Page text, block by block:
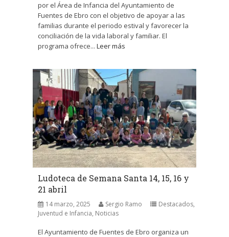
por el Área de Infancia del Ayuntamiento de
Fuentes de Ebro con el objetivo de apoyar a las
familias durante el periodo estival y favorecer la
conciliación de la vida laboral y familiar. El
programa ofrece... Leer más
Ludoteca de Semana Santa 14, 15, 16 y
21 abril
14 marzo, 2025 Sergio Ramo Destacados,
Juventud e Infancia, Noticias
El Ayuntamiento de Fuentes de Ebro organiza un